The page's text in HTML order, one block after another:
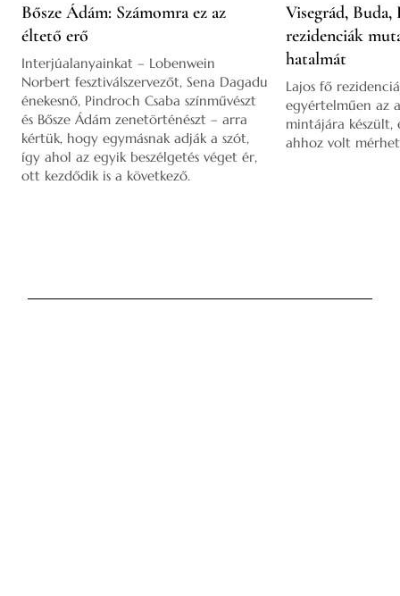
Bősze Ádám: Számomra ez az
éltető erő
Interjúalanyainkat – Lobenwein
Norbert fesztiválszervezőt, Sena Dagadu
énekesnő, Pindroch Csaba színművészt
és Bősze Ádám zenetörténészt – arra
kértük, hogy egymásnak adják a szót,
így ahol az egyik beszélgetés véget ér,
ott kezdődik is a következő.
Visegrád,
rezidenciák
hatalmát
Lajos fő
egyértelműen az
mintájára készült,
ahhoz volt